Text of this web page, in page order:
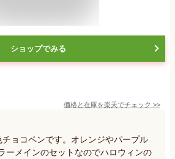
ショップでみる
価格と在庫を楽天でチェック >>
ョコペンです。オレンジやパープル
ーメインのセットなのでハロウィンの